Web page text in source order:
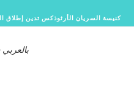
كنيسة السريان الأرثوذكس تدين إطلاق
In Arabic - بالعربي